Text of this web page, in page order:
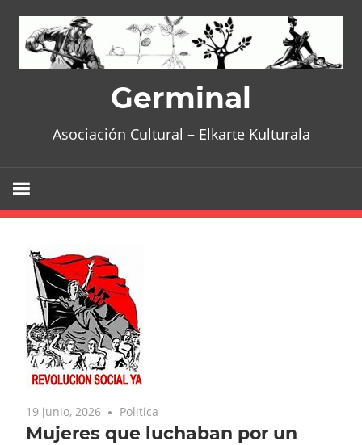
content
Germinal
Asociación Cultural – Elkarte Kulturala
19 junio, 2026 Politica
Mujeres que luchaban por un